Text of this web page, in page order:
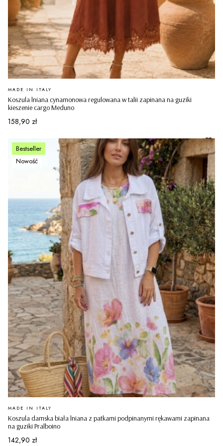
Koszula lniana cynamonowa regulowana w talii zapinana na guziki
kieszenie cargo Meduno
PRODUCENT
MADE IN ITALY
Cena
158,90 zł
Bestseller
Nowość
Koszula damska biała lniana z patkami podpinanymi rękawami zapinana
na guziki Pralboino
PRODUCENT
MADE IN ITALY
Cena
142,90 zł